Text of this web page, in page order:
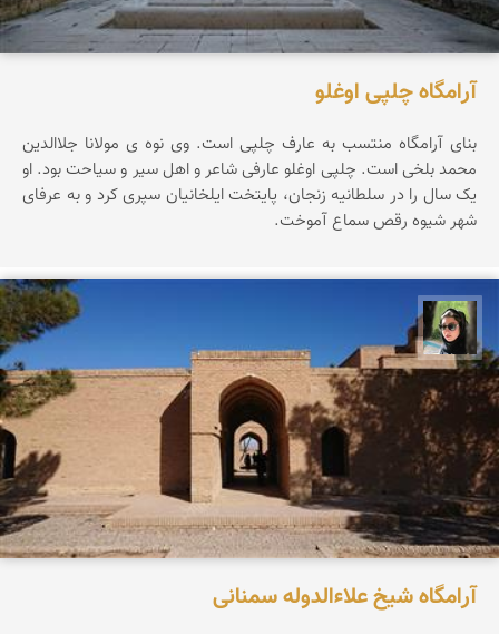
آرامگاه چلپی اوغلو
بنای آرامگاه منتسب به عارف چلپی است. وی نوه ی مولانا جلاالدین
محمد بلخی است. چلپی اوغلو عارفی شاعر و اهل سیر و سیاحت بود. او
یک سال را در سلطانیه زنجان، پایتخت ایلخانیان سپری کرد و به عرفای
شهر شیوه رقص سماع آموخت.
سپیده اصلان
آرامگاه شیخ علاءالدوله سمنانی